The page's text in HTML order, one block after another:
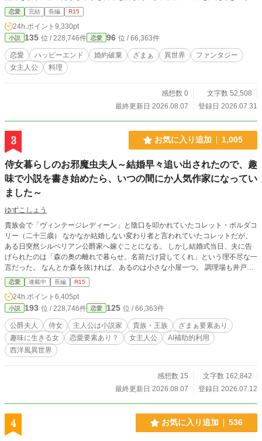
となる。 ​公爵領で待っていたのは、気難しい最強の聖獣フェンリルや、屈強な
騎士団。しかし彼らは皆、エリアーナの作る温かく美味しい「お弁当」の虜にな
ってしまう！ ​これは、地味だと虐げられた令嬢が、愛情たっぷりのお弁当で
人々の胃袋と心を掴み、最高の幸せを手に入れる、お腹も心も満たされる、ほっ
こり甘い物語。
恋愛 完結 長編 R15
24h.ポイント 9,330pt
小説 135 位 / 228,746件 恋愛 96 位 / 66,363件
恋愛 ハッピーエンド 婚約破棄 ざまぁ 異世界
ファンタジー
女主人公
料理
感想数 0
文字数 52,508
最終更新日 2026.08.07
登録日 2026.07.31
3 お気に入り追加 1,005
侍女暮らしのお邪魔虫夫人～結婚早々追い出されたので、趣
味で小説を書き始めたら、いつの間にか人気作家になってい
ました～
ゆずこしょう
貴族会で「ヴィンテージレディーン」と陰口を叩かれていたコレット・ボルダコ
リー（二十三歳） なかなか結婚しない変わり者と言われていたコレットだが、
ある日突然シルベリアン公爵家へ嫁ぐことになる。 しかし結婚式当日、夫に告
げられたのは「森の奥の離れで暮らせ。名前だけ貸してくれ」という理不尽な一
言だった。 なんとか森を抜ければ、あるのは小さな小屋一つ。 調理場も井戸も
なく、あるのは“離れ”とは名ばかりの物置小屋だけ。 しかし、コレットは絶望す
ること無く、着ていたドレスを切ってベッドを作り始める。 「藁のベッドで寝
てみたかったのよね。」 さらに自ら変装して本邸へ潜入し、夫の愛人アリスの
専属侍女・アレットとして働き始めて…… 傲慢な夫と、わがままな義妹。 二人
の日常は、小説のネタの宝庫だった。 「せっかくだし、小説を書きましょう。
名前は“お邪魔虫夫人”がいいわね。」 こうして書き上げられた物語は朝刊小説と
して貴族たちの間で瞬く間に大人気となり、「お邪魔虫夫人」の名は国中へ広ま
っていく。 そして誰も気づかないまま、小説に綴られた数々の出来事が、やが
恋愛 連載中 長編 R15
24h.ポイント 6,405pt
小説 193 位 / 228,746件 恋愛 125 位 / 66,363件
公爵夫人 侍女 主人公は小説家 貴族・王族
ざまぁ要素あり
趣味に生きる女
恋愛要素あり？ 女主人公
AI補助的利用
西洋風異世界
感想数 15
文字数 162,842
最終更新日 2026.08.07
登録日 2026.07.12
4 お気に入り追加 536